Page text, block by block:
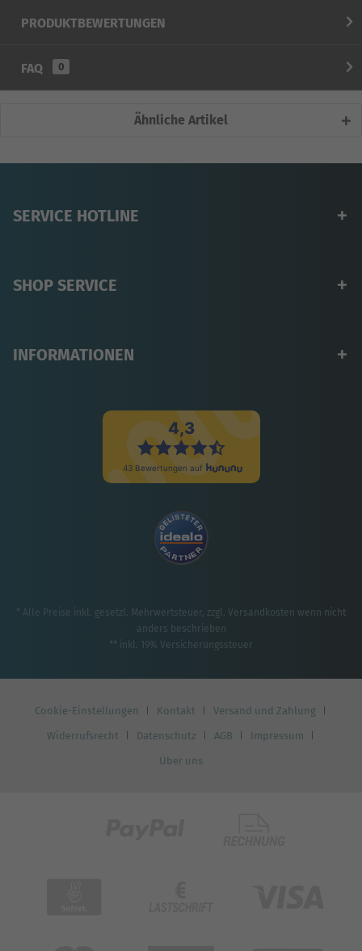
PRODUKTBEWERTUNGEN
FAQ 0
Ähnliche Artikel
SERVICE HOTLINE
SHOP SERVICE
INFORMATIONEN
* Alle Preise inkl. gesetzl. Mehrwertsteuer, zzgl. Versandkosten wenn nicht
anders beschrieben
** inkl. 19% Versicherungssteuer
Cookie-Einstellungen Kontakt Versand und Zahlung
Widerrufsrecht Datenschutz AGB Impressum
Über uns